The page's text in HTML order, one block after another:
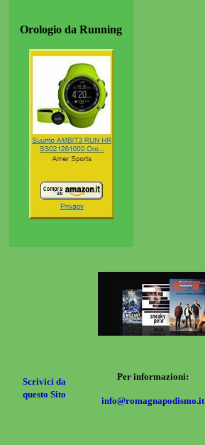
Orologio da Running
Scrivici da
questo Sito
Per informazioni:
info@romagnapodismo.it